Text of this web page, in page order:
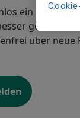
ein
gefunden.
über neue